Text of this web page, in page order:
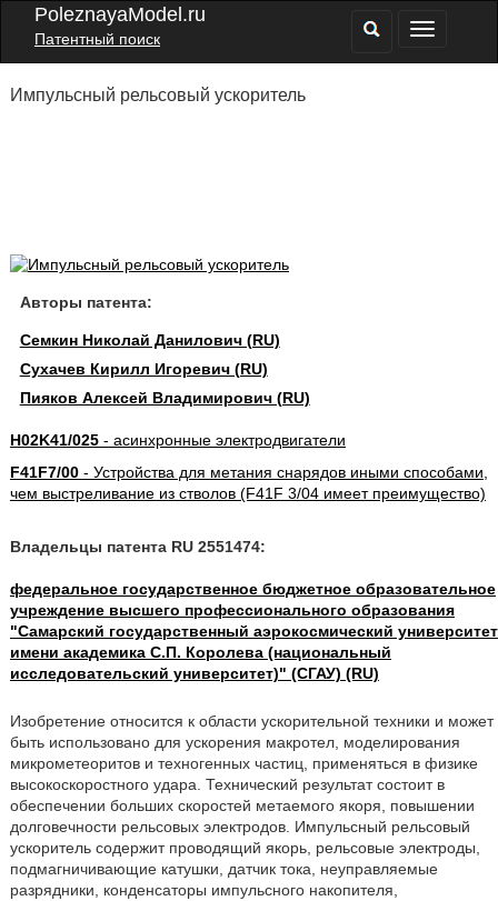
PoleznayaModel.ru
Патентный поиск
Импульсный рельсовый ускоритель
Авторы патента:
Семкин Николай Данилович (RU)
Сухачев Кирилл Игоревич (RU)
Пияков Алексей Владимирович (RU)
H02K41/025- асинхронные электродвигатели
F41F7/00- Устройства для метания снарядов иными способами,
чем выстреливание из стволов (F41F 3/04 имеет преимущество)
Владельцы патента RU 2551474:
федеральное государственное бюджетное образовательное
учреждение высшего профессионального образования
"Самарский государственный аэрокосмический университет
имени академика С.П. Королева (национальный
исследовательский университет)" (СГАУ) (RU)
Изобретение относится к области ускорительной техники и может
быть использовано для ускорения макротел, моделирования
микрометеоритов и техногенных частиц, применяться в физике
высокоскоростного удара. Технический результат состоит в
обеспечении больших скоростей метаемого якоря, повышении
долговечности рельсовых электродов. Импульсный рельсовый
ускоритель содержит проводящий якорь, рельсовые электроды,
подмагничивающие катушки, датчик тока, неуправляемые
разрядники, конденсаторы импульсного накопителя,